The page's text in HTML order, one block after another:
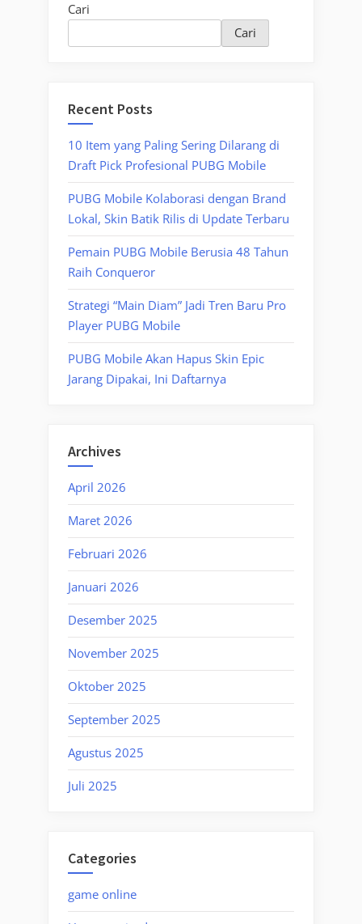
Cari
Cari
Recent Posts
10 Item yang Paling Sering Dilarang di
Draft Pick Profesional PUBG Mobile
PUBG Mobile Kolaborasi dengan Brand
Lokal, Skin Batik Rilis di Update Terbaru
Pemain PUBG Mobile Berusia 48 Tahun
Raih Conqueror
Strategi “Main Diam” Jadi Tren Baru Pro
Player PUBG Mobile
PUBG Mobile Akan Hapus Skin Epic
Jarang Dipakai, Ini Daftarnya
Archives
April 2026
Maret 2026
Februari 2026
Januari 2026
Desember 2025
November 2025
Oktober 2025
September 2025
Agustus 2025
Juli 2025
Categories
game online